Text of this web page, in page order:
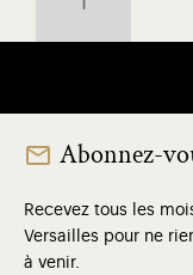
Abonnez-
Recevez tous les
Versailles pour ne
à venir.